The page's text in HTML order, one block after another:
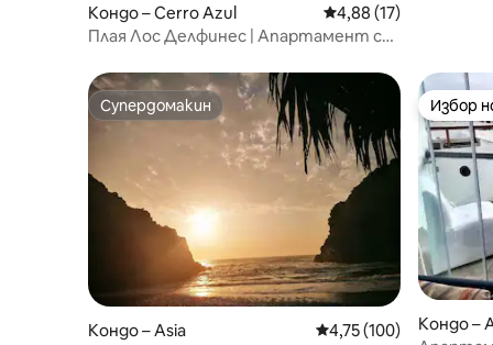
Кондо – Cerro Azul Средна оценка: 4,88
4,88 (17)
Плая Лос Делфинес | Апартамент с
Супердомакин
Супердомакин
Кондо – Asia Средна оценка: 4,75
4,75 (100)
Избор
Избор
Кондо –